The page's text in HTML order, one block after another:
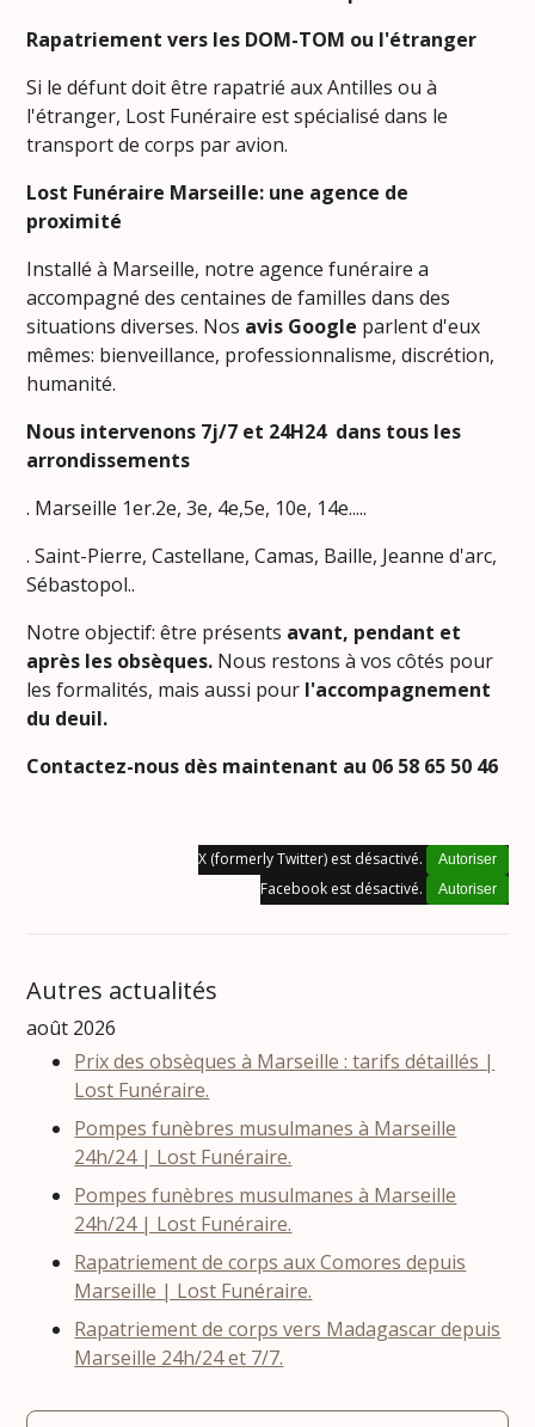
Rapatriement vers les DOM-TOM ou l'étranger
Si le défunt doit être rapatrié aux Antilles ou à
l'étranger, Lost Funéraire est spécialisé dans le
transport de corps par avion.
Lost Funéraire Marseille: une agence de
proximité
Installé à Marseille, notre agence funéraire a
accompagné des centaines de familles dans des
situations diverses. Nos avis Google parlent d'eux
mêmes: bienveillance, professionnalisme, discrétion,
humanité.
Nous intervenons 7j/7 et 24H24 dans tous les
arrondissements
. Marseille 1er.2e, 3e, 4e,5e, 10e, 14e.....
. Saint-Pierre, Castellane, Camas, Baille, Jeanne d'arc,
Sébastopol..
Notre objectif: être présents avant, pendant et
après les obsèques. Nous restons à vos côtés pour
les formalités, mais aussi pour l'accompagnement
du deuil.
Contactez-nous dès maintenant au 06 58 65 50 46
X (formerly Twitter) est désactivé. Autoriser
Facebook est désactivé. Autoriser
Autres actualités
août 2026
Prix des obsèques à Marseille : tarifs détaillés |
Lost Funéraire.
Pompes funèbres musulmanes à Marseille
24h/24 | Lost Funéraire.
Pompes funèbres musulmanes à Marseille
24h/24 | Lost Funéraire.
Rapatriement de corps aux Comores depuis
Marseille | Lost Funéraire.
Rapatriement de corps vers Madagascar depuis
Marseille 24h/24 et 7/7.